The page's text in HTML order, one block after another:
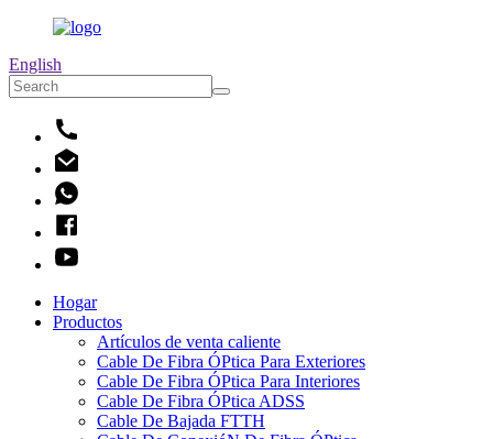
English
Hogar
Productos
Artículos de venta caliente
Cable De Fibra ÓPtica Para Exteriores
Cable De Fibra ÓPtica Para Interiores
Cable De Fibra ÓPtica ADSS
Cable De Bajada FTTH